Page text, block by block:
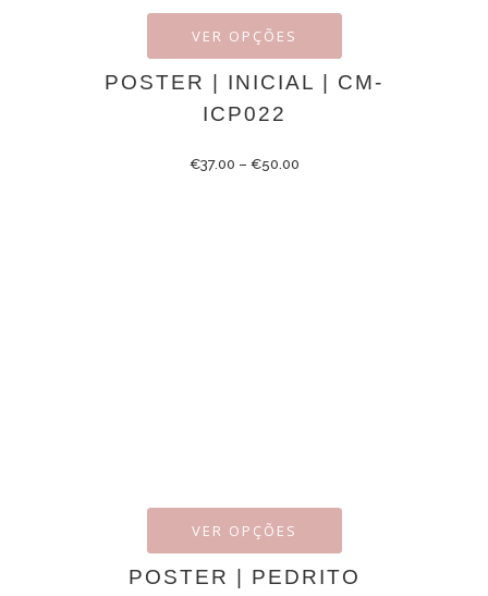
VER OPÇÕES
POSTER | INICIAL | CM-
ICP022
€37.00 – €50.00
VER OPÇÕES
POSTER | PEDRITO